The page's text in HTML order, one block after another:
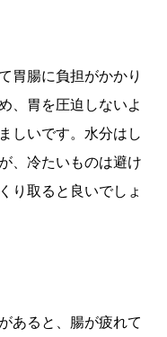
胃腸に負担がかかり
、胃を圧迫しないよ
しいです。水分はし
、冷たいものは避け
り取ると良いでしょ
あると、腸が疲れて